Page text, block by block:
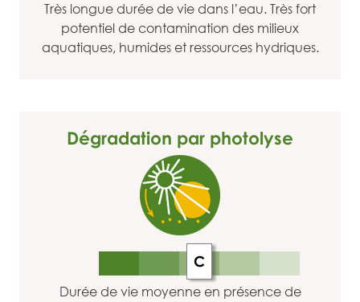
Très longue durée de vie dans l’eau. Très fort
potentiel de contamination des milieux
aquatiques, humides et ressources hydriques.
Dégradation par photolyse
C
Durée de vie moyenne en présence de